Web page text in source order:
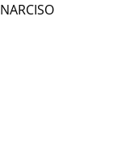
NARCISO